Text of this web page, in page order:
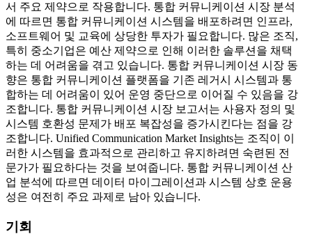
서 주요 제약으로 작용합니다. 통합 커뮤니케이션 시장 분석
에 따르면 통합 커뮤니케이션 시스템을 배포하려면 인프라,
소프트웨어 및 교육에 상당한 투자가 필요합니다. 많은 조직,
특히 중소기업은 예산 제약으로 인해 이러한 솔루션을 채택
하는 데 어려움을 겪고 있습니다. 통합 커뮤니케이션 시장 동
향은 통합 커뮤니케이션 플랫폼을 기존 레거시 시스템과 통
합하는 데 어려움이 있어 운영 중단으로 이어질 수 있음을 강
조합니다. 통합 커뮤니케이션 시장 보고서는 사용자 정의 및
시스템 호환성 문제가 배포 복잡성을 증가시킨다는 점을 강
조합니다. Unified Communication Market Insights는 조직이 이
러한 시스템을 효과적으로 관리하고 유지하려면 숙련된 전
문가가 필요하다는 것을 보여줍니다. 통합 커뮤니케이션 산
업 분석에 따르면 데이터 마이그레이션과 시스템 상호 운용
성은 여전히 ​​주요 과제로 남아 있습니다.
기회